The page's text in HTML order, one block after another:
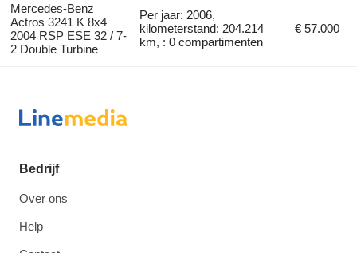
Mercedes-Benz
Actros 3241 K 8x4
2004 RSP ESE 32 / 7-
2 Double Turbine
Per jaar: 2006,
kilometerstand: 204.214
km, : 0 compartimenten
€ 57.000
Bedrijf
Over ons
Help